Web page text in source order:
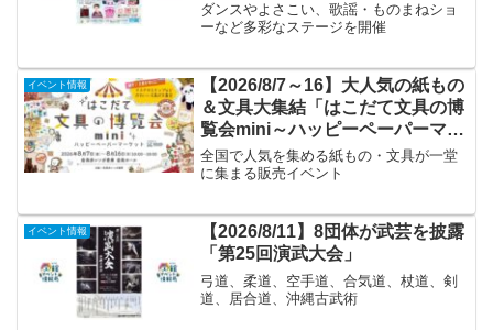
ダンスやよさこい、歌謡・ものまねショ
ーなど多彩なステージを開催
イベント情報
【2026/8/7～16】大人気の紙もの
＆文具大集結「はこだて文具の博
覧会mini～ハッピーペーパーマー
ケット～」
全国で人気を集める紙もの・文具が一堂
に集まる販売イベント
イベント情報
【2026/8/11】8団体が武芸を披露
「第25回演武大会」
弓道、柔道、空手道、合気道、杖道、剣
道、居合道、沖縄古武術